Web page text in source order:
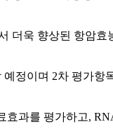
더욱 향상된 항암효
정이며 2차 평가항
과를 평가하고,